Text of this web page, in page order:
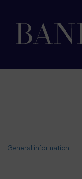
General information